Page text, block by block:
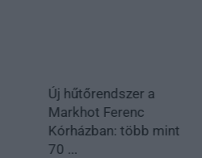
Új hűtőrendszer a
Markhot Ferenc
Kórházban: több mint
70 ...